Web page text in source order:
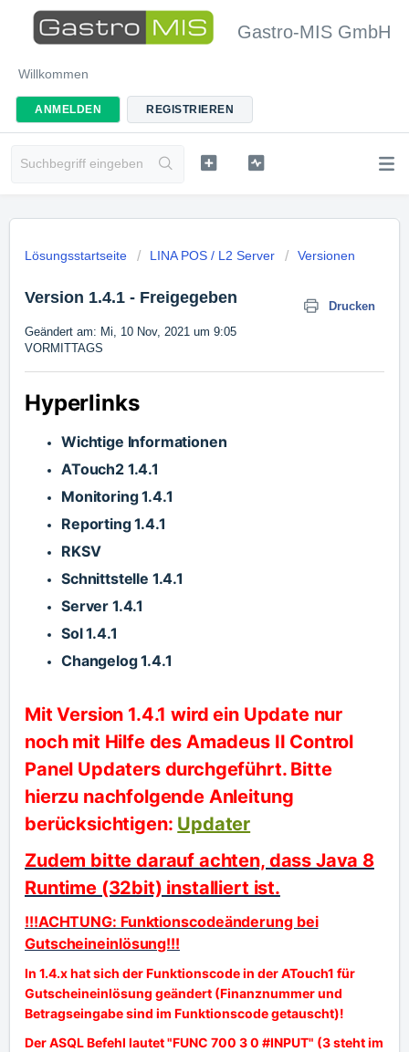
Gastro-MIS GmbH
Willkommen
ANMELDEN REGISTRIEREN
Lösungsstartseite LINA POS / L2 Server Versionen
Version 1.4.1 - Freigegeben
Drucken
Geändert am: Mi, 10 Nov, 2021 um 9:05
VORMITTAGS
Hyperlinks
Wichtige Informationen
ATouch2 1.4.1
Monitoring 1.4.1
Reporting 1.4.1
RKSV
Schnittstelle 1.4.1
Server 1.4.1
Sol 1.4.1
Changelog 1.4.1
Mit Version 1.4.1 wird ein Update nur
noch mit Hilfe des Amadeus II Control
Panel Updaters durchgeführt. Bitte
hierzu nachfolgende Anleitung
berücksichtigen: Updater
Zudem bitte darauf achten, dass Java 8
Runtime (32bit) installiert ist.
!!!ACHTUNG: Funktionscodeänderung bei
Gutscheineinlösung!!!
In 1.4.x hat sich der Funktionscode in der ATouch1 für
Gutscheineinlösung geändert (Finanznummer und
Betragseingabe sind im Funktionscode getauscht)!
Der ASQL Befehl lautet "FUNC 700 3 0 #INPUT" (3 steht im